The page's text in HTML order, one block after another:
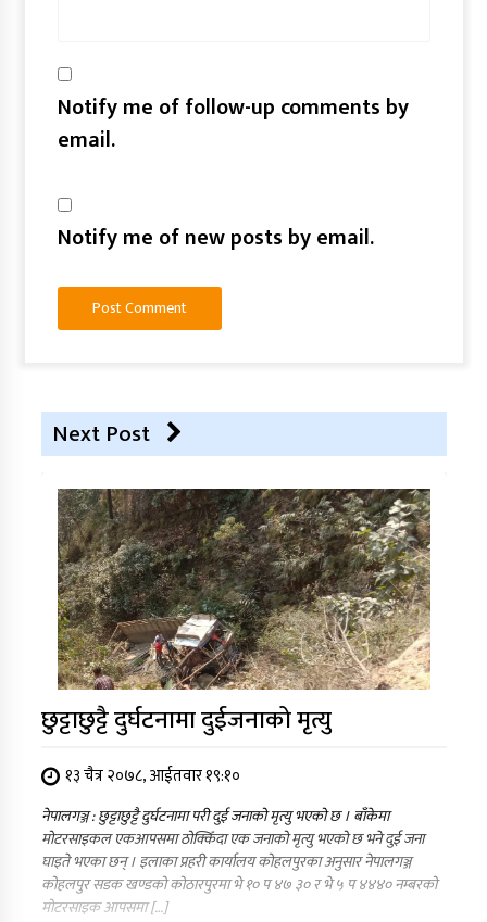
Notify me of follow-up comments by
email.
Notify me of new posts by email.
Next Post
छुट्टाछुट्टै दुर्घटनामा दुईजनाको मृत्यु
१३ चैत्र २०७८, आईतवार १९:१०
नेपालगञ्ज : छुट्टाछुट्टै दुर्घटनामा परी दुई जनाको मृत्यु भएको छ । बाँकेमा
मोटरसाइकल एकआपसमा ठोक्किँदा एक जनाको मृत्यु भएको छ भने दुई जना
घाइते भएका छन् । इलाका प्रहरी कार्यालय कोहलपुरका अनुसार नेपालगञ्ज
कोहलपुर सडक खण्डको कोठारपुरमा भे १० प ४७ ३० र भे ५ प ४४४० नम्बरको
मोटरसाइक आपसमा […]